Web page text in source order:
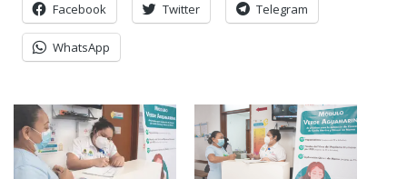
Facebook Twitter Telegram
WhatsApp